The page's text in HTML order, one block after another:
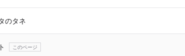
のタネ